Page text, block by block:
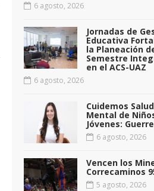
6 agosto, 2026
Jornadas de
Educativa
la Planeación
Semestre
en el ACS-UAZ
6 agosto, 2026
Cuidemos Salud
Mental de
Jóvenes:
6 agosto, 2026
Vencen los
Correcaminos
5 agosto, 2026